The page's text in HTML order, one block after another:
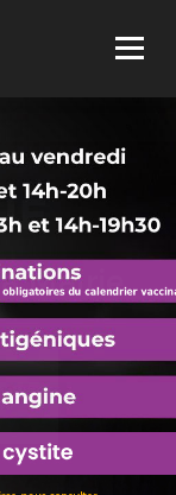
Menu
Mairie